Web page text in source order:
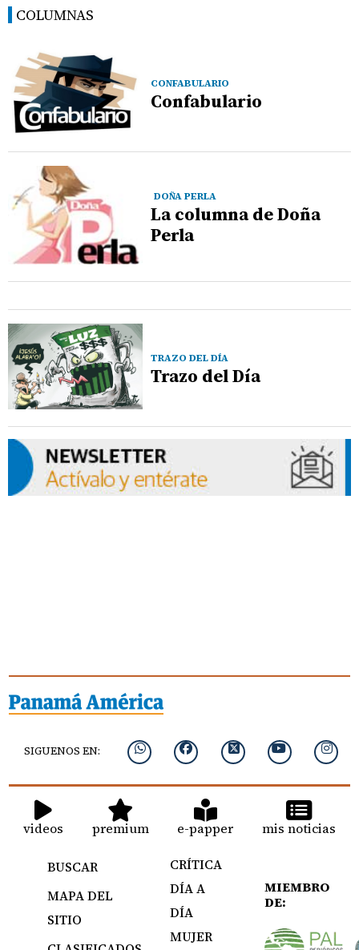
COLUMNAS
CONFABULARIO
Confabulario
DOÑA PERLA
La columna de Doña
Perla
TRAZO DEL DÍA
Trazo del Día
SIGUENOS EN:
videos premium e-papper mis noticias
BUSCAR
MAPA DEL
SITIO
CRÍTICA
DÍA A
DÍA
MUJER
MIEMBRO
DE: